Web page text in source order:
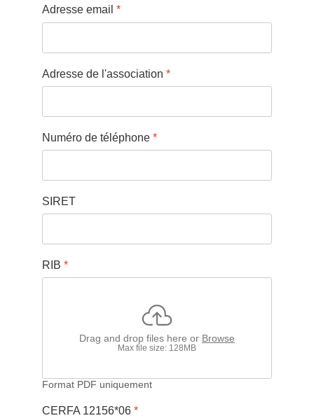
Adresse email *
Adresse de l'association *
Numéro de téléphone *
SIRET
RIB *
Drag and drop files here or Browse
Max file size: 128MB
Format PDF uniquement
CERFA 12156*06 *